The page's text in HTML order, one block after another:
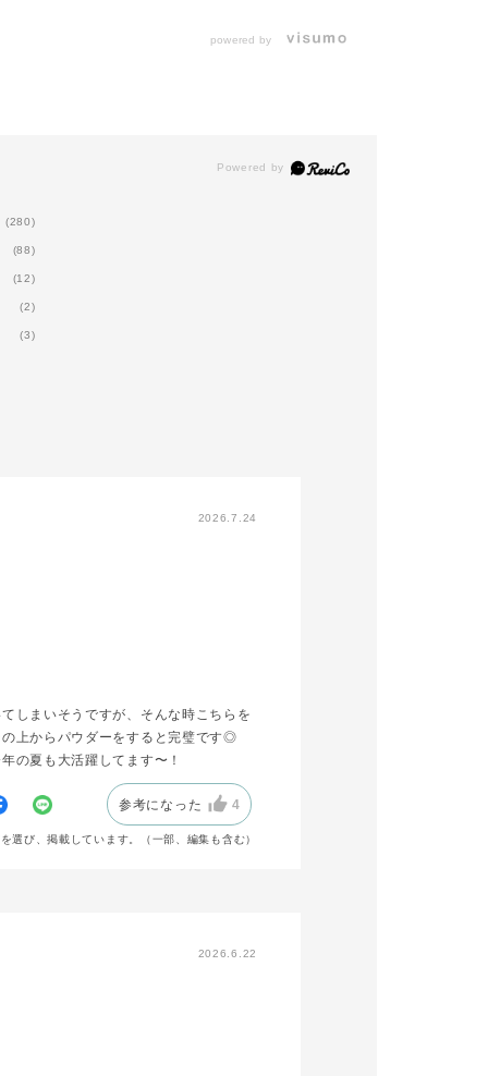
powered by
(280)
(88)
(12)
(2)
(3)
2026.7.24
しまいそうですが、そんな時こちらを
上からパウダーをすると完璧です◎
の夏も大活躍してます〜！
参考になった 4
選び、掲載しています。（一部、編集も含む）
2026.6.22